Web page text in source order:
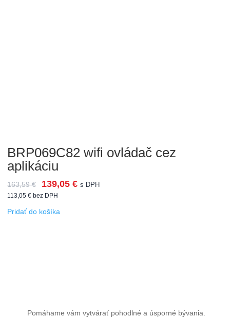
BRP069C82 wifi ovládač cez
aplikáciu
163,59€ 139,05 € s DPH
113,05 € bez DPH
Pridať do košíka
Pomáhame vám vytvárať pohodlné a úsporné bývania.